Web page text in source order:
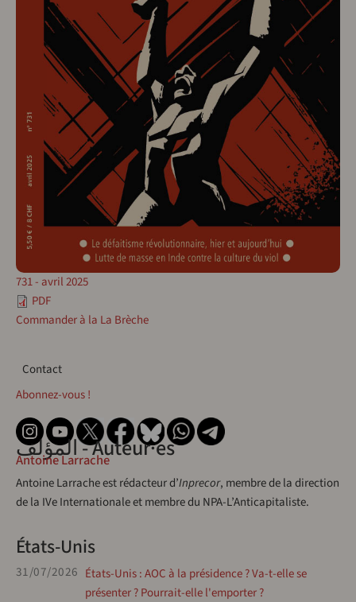
731 - avril 2025
PDF
Commander à la La Brèche
Contact
Contact
Abonnez-vous !
المؤلف - Auteur·esAntoine Larrache
Antoine Larrache est rédacteur d’Inprecor, membre de la direction
de la IVe Internationale et membre du NPA-L’Anticapitaliste.
États-Unis
31/07/2026 États-Unis : AOC à la présidence ? Va-t-elle se
présenter ? Pourrait-elle l'emporter ?